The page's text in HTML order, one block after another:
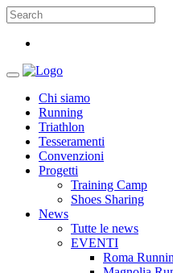
Chi siamo
Running
Triathlon
Tesseramenti
Convenzioni
Progetti
Training Camp
Shoes Sharing
News
Tutte le news
EVENTI
Roma